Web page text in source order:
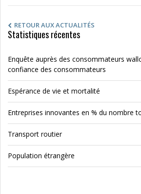
RETOUR AUX ACTUALITÉS
Statistiques récentes
Enquête auprès des consommateurs
confiance des consommateurs
Espérance de vie et mortalité
Entreprises innovantes en % du nombre
Transport routier
Population étrangère